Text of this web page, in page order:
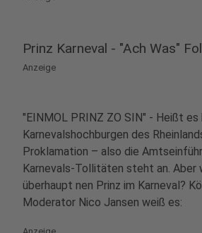
Prinz Karneval - "Ach Was"
Anzeige
"EINMOL PRINZ ZO SIN" - Heißt
Karnevalshochburgen des
Proklamation – also die
Karnevals-Tollitäten steht an. Aber
überhaupt nen Prinz im Karneval?
Moderator Nico Jansen weiß es: